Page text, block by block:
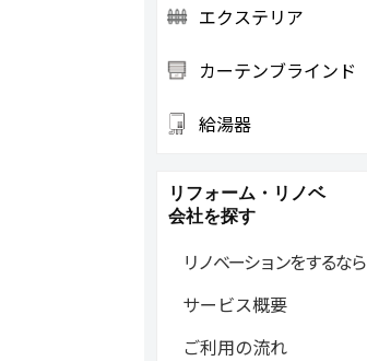
エクステリア
カーテンブラインド
給湯器
リフォーム・リノベ
会社を探す
リノベーションをするなら
サービス概要
ご利用の流れ